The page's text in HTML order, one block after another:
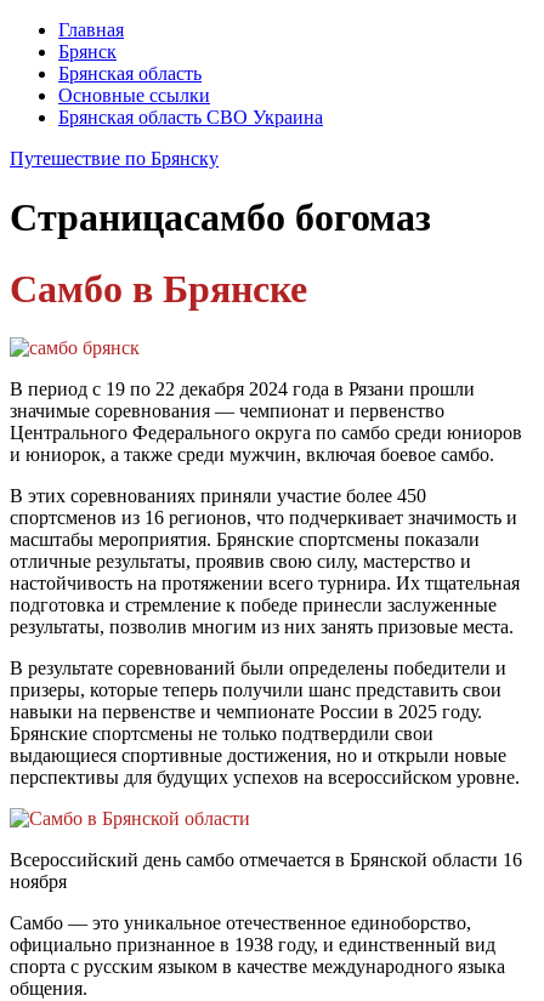
Главная
Брянск
Брянская область
Основные ссылки
Брянская область СВО Украина
Путешествие по Брянску
Страницасамбо богомаз
Самбо в Брянске
В период с 19 по 22 декабря 2024 года в Рязани прошли
значимые соревнования — чемпионат и первенство
Центрального Федерального округа по самбо среди юниоров
и юниорок, а также среди мужчин, включая боевое самбо.
В этих соревнованиях приняли участие более 450
спортсменов из 16 регионов, что подчеркивает значимость и
масштабы мероприятия. Брянские спортсмены показали
отличные результаты, проявив свою силу, мастерство и
настойчивость на протяжении всего турнира. Их тщательная
подготовка и стремление к победе принесли заслуженные
результаты, позволив многим из них занять призовые места.
В результате соревнований были определены победители и
призеры, которые теперь получили шанс представить свои
навыки на первенстве и чемпионате России в 2025 году.
Брянские спортсмены не только подтвердили свои
выдающиеся спортивные достижения, но и открыли новые
перспективы для будущих успехов на всероссийском уровне.
Всероссийский день самбо отмечается в Брянской области 16
ноября
Самбо — это уникальное отечественное единоборство,
официально признанное в 1938 году, и единственный вид
спорта с русским языком в качестве международного языка
общения.